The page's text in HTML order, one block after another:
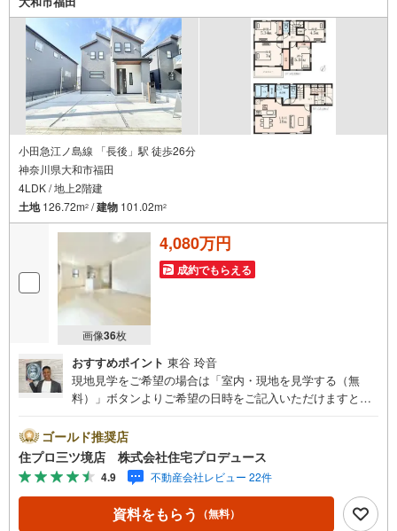
小田急江ノ島線 「長後」駅 徒歩26分
神奈川県大和市福田
4LDK / 地上2階建
土地126.72m2 /建物 101.02m2
画像36枚
4,080万円
成約でもらえる
おすすめポイント 東谷 玲音
現地見学をご希望の場合は「室内・現地を見学する（無
料）」ボタンよりご希望の日時をご記入いただけますとス
間市エリアに強い！ 住プロは、大和市・綾瀬市・座間市エ
リアの不動産売買専門会社です！最新物件情報や当社限定
で販売する物件情報も多数ございますので、お気軽にお問
合せ下さい！ -------------- 弊社独自の住宅ローン提案システ
ム 弊社ではファイナンシャル専門スタッフによる【丁寧な
資金アドバイス】【ファイナンシャルプラン提案書の作
ゴールド推奨店
住プロ三ツ境店 株式会社住宅プロデュース
4.9 不動産会社レビュー 22件
資料をもらう （無料）